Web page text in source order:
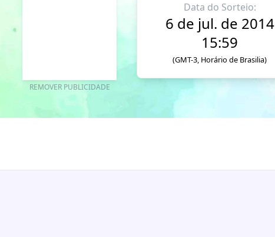
REMOVER PUBLICIDADE
Data do Sorteio:
6 de jul. de 2014
15:59
(GMT-3, Horário de Brasilia)